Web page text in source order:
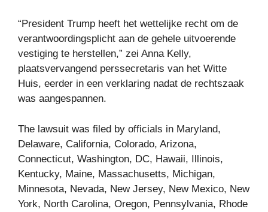
“President Trump heeft het wettelijke recht om de
verantwoordingsplicht aan de gehele uitvoerende
vestiging te herstellen,” zei Anna Kelly,
plaatsvervangend perssecretaris van het Witte
Huis, eerder in een verklaring nadat de rechtszaak
was aangespannen.
The lawsuit was filed by officials in Maryland,
Delaware, California, Colorado, Arizona,
Connecticut, Washington, DC, Hawaii, Illinois,
Kentucky, Maine, Massachusetts, Michigan,
Minnesota, Nevada, New Jersey, New Mexico, New
York, North Carolina, Oregon, Pennsylvania, Rhode